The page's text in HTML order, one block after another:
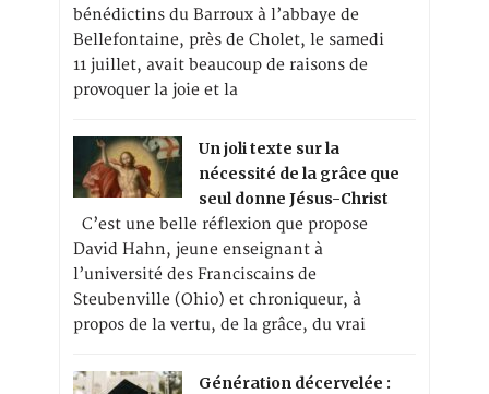
bénédictins du Barroux à l’abbaye de
Bellefontaine, près de Cholet, le samedi
11 juillet, avait beaucoup de raisons de
provoquer la joie et la
Un joli texte sur la
nécessité de la grâce que
seul donne Jésus-Christ
C’est une belle réflexion que propose
David Hahn, jeune enseignant à
l’université des Franciscains de
Steubenville (Ohio) et chroniqueur, à
propos de la vertu, de la grâce, du vrai
Génération décervelée :